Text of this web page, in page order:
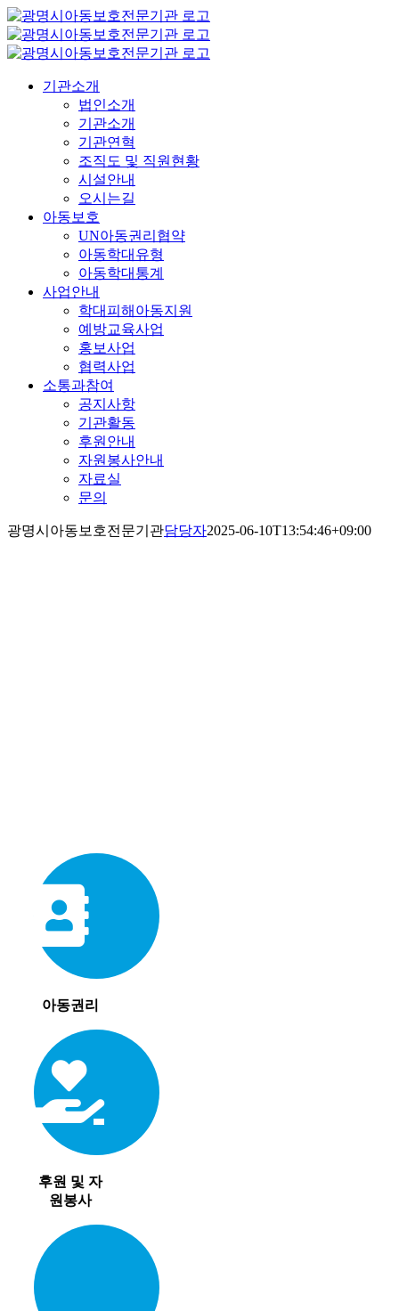
콘
텐
츠
기관소개
법인소개
기관소개
기관연혁
조직도 및 직원현황
시설안내
오시는길
아동보호
UN아동권리협약
아동학대유형
아동학대통계
사업안내
학대피해아동지원
예방교육사업
홍보사업
협력사업
소통과참여
공지사항
기관활동
후원안내
자원봉사안내
자료실
문의
광명시아동보호전문기관담당자2025-06-10T13:54:46+09:00
아동권리
후원 및 자
원봉사